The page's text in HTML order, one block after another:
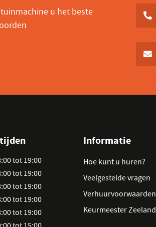
u het beste
tot 19:00
tot 19:00
tot 19:00
tot 19:00
tot 19:00
Informatie
Hoe kunt u huren?
Veelgestelde vragen
Verhuurvoorwaarden
Keurmeester Zeeland